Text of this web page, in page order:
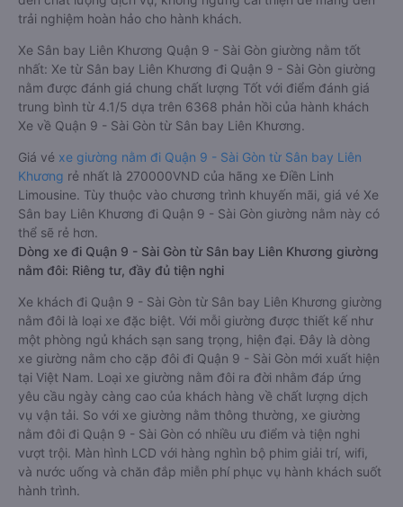
được trang bị đầy đủ các trang thiết bị hiện đại phục vụ cho
nhu cầu di chuyển của hành khách. Bên cạnh đó, các hãng xe
khách Sân bay Liên Khương Quận 9 - Sài Gòn luôn chú trọng
đến chất lượng dịch vụ, không ngừng cải thiện để mang đến
trải nghiệm hoàn hảo cho hành khách.
Xe Sân bay Liên Khương Quận 9 - Sài Gòn giường nằm tốt
nhất: Xe từ Sân bay Liên Khương đi Quận 9 - Sài Gòn giường
nằm được đánh giá chung chất lượng Tốt với điểm đánh giá
trung bình từ 4.1/5 dựa trên 6368 phản hồi của hành khách
Xe về Quận 9 - Sài Gòn từ Sân bay Liên Khương.
Giá véxe giường nằm đi Quận 9 - Sài Gòn từ Sân bay Liên
Khươngrẻ nhất là 270000VND của hãng xe Điền Linh
Limousine. Tùy thuộc vào chương trình khuyến mãi, giá vé Xe
Sân bay Liên Khương đi Quận 9 - Sài Gòn giường nằm này có
thể sẽ rẻ hơn.
Dòng xe đi Quận 9 - Sài Gòn từ Sân bay Liên Khương giường
nằm đôi: Riêng tư, đầy đủ tiện nghi
Xe khách đi Quận 9 - Sài Gòn từ Sân bay Liên Khương giường
nằm đôi là loại xe đặc biệt. Với mỗi giường được thiết kế như
một phòng ngủ khách sạn sang trọng, hiện đại. Đây là dòng
xe giường nằm cho cặp đôi đi Quận 9 - Sài Gòn mới xuất hiện
tại Việt Nam. Loại xe giường nằm đôi ra đời nhằm đáp ứng
yêu cầu ngày càng cao của khách hàng về chất lượng dịch
vụ vận tải. So với xe giường nằm thông thường, xe giường
nằm đôi đi Quận 9 - Sài Gòn có nhiều ưu điểm và tiện nghi